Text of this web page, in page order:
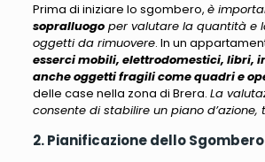
Prima di iniziare lo sgombero, è
sopralluogoper valutare la quantità e
oggetti da rimuovere. In un
esserci mobili, elettrodomestici, libri,
anche oggetti fragili come quadri e
delle case nella zona di Brera. La
consente di stabilire un piano d’azione,
2. Pianificazione dello Sgombero